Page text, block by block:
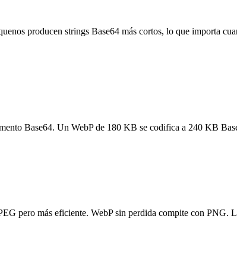
producen strings Base64 más cortos, lo que importa
Base64. Un WebP de 180 KB se codifica a 240 KB
pero más eficiente. WebP sin perdida compite con PNG.